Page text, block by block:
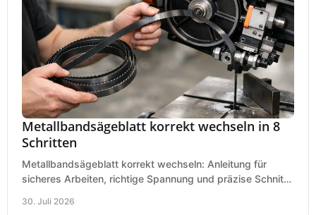
Metallbandsägeblatt korrekt wechseln in 8
Schritten
Metallbandsägeblatt korrekt wechseln: Anleitung für
sicheres Arbeiten, richtige Spannung und präzise Schnitte
30. Juli 2026